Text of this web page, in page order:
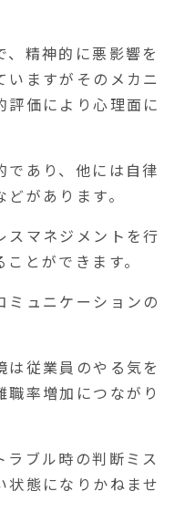
、精神的に悪影響を
いますがそのメカニ
評価により心理面に
であり、他には自律
があります。
スマネジメントを行
とができます。
ュニケーションの
は従業員のやる気を
率増加につながり
ラブル時の判断ミス
状態になりかねませ